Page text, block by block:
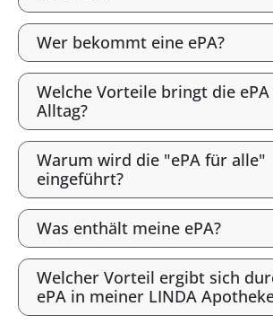
Wer bekommt eine ePA?
Welche Vorteile bringt die
Alltag?
Warum wird die "ePA für alle"
eingeführt?
Was enthält meine ePA?
Welcher Vorteil ergibt sich
ePA in meiner LINDA